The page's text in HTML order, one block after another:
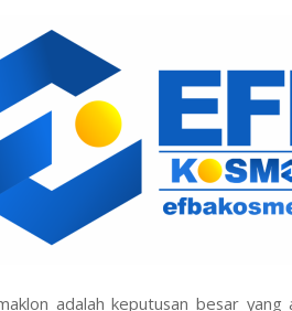
adalah keputusan besar yang